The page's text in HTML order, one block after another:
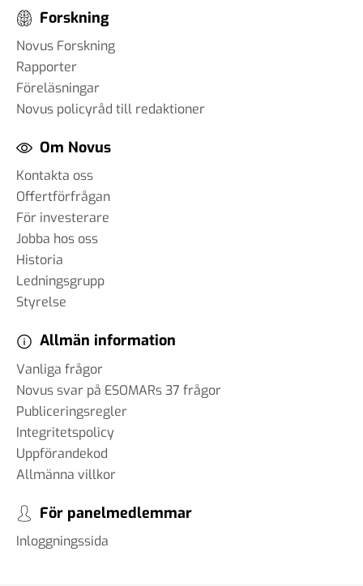
Forskning
Novus Forskning
Rapporter
Föreläsningar
Novus policyråd till redaktioner
Om Novus
Kontakta oss
Offertförfrågan
För investerare
Jobba hos oss
Historia
Ledningsgrupp
Styrelse
Allmän information
Vanliga frågor
Novus svar på ESOMARs 37 frågor
Publiceringsregler
Integritetspolicy
Uppförandekod
Allmänna villkor
För panelmedlemmar
Inloggningssida